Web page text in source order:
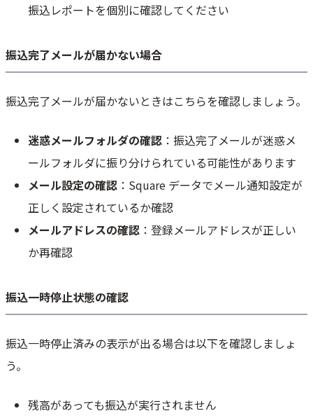
振込レポートを個別に確認してください
振込完了メールが届かない場合
振込完了メールが届かないときはこちらを確認しましょう。
迷惑メールフォルダの確認 ：振込完了メールが迷惑メ
ールフォルダに振り分けられている可能性があります
メール設定の確認 ：Square データでメール通知設定が
正しく設定されているか確認
メールアドレスの確認 ：登録メールアドレスが正しい
か再確認
振込一時停止状態の確認
振込一時停止済みの表示が出る場合は以下を確認しましょ
う。
残高があっても振込が実行されません